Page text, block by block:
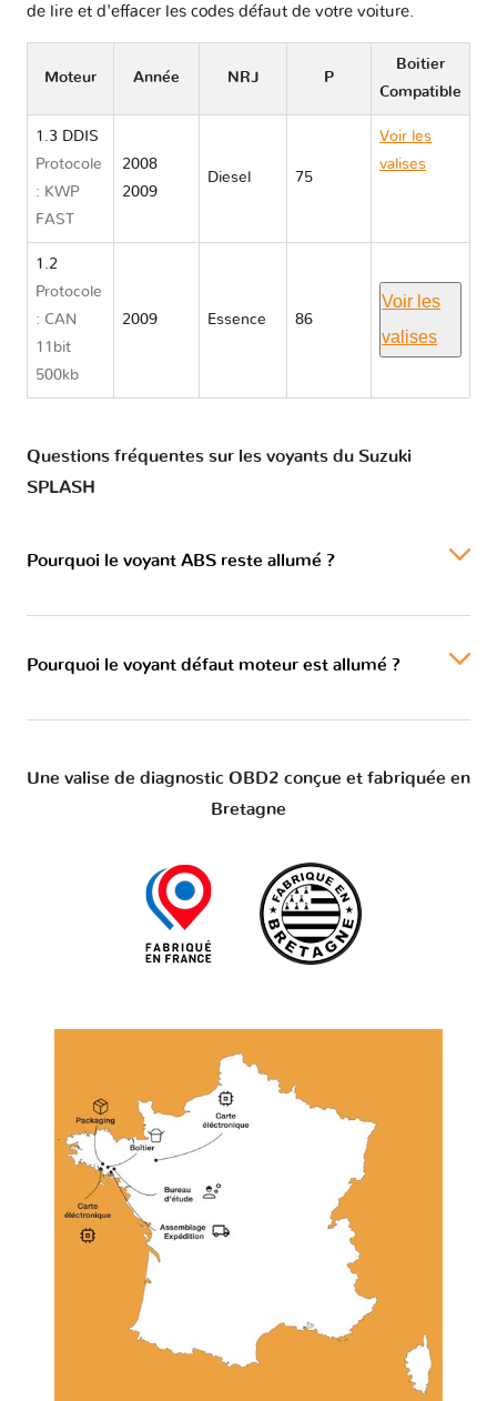
de lire et d'effacer les codes défaut de votre voiture.
Moteur Année NRJ P
Boitier
Compatible
1.3 DDIS
Protocole
: KWP
FAST
2008
2009
Diesel 75
Voir les
valises
1.2
Protocole
: CAN
11bit
500kb
2009 Essence 86
Voir les
valises
Questions fréquentes sur les voyants du Suzuki
SPLASH
Pourquoi le voyant ABS reste allumé ?
Pourquoi le voyant défaut moteur est allumé ?
Une valise de diagnostic OBD2 conçue et fabriquée en
Bretagne